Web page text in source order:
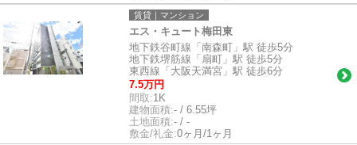
賃貸｜マンション
エス・キュート梅田東
地下鉄谷町線「南森町」駅 徒歩5分
地下鉄堺筋線「扇町」駅 徒歩5分
東西線「大阪天満宮」駅 徒歩6分
7.5万円
間取:1K
建物面積:- / 6.55坪
土地面積:- / -
敷金/礼金:0ヶ月/1ヶ月